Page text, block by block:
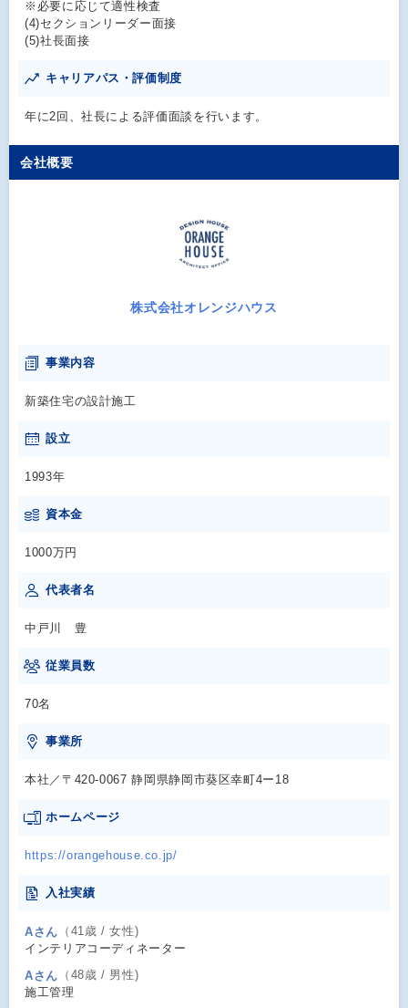
※必要に応じて適性検査
(4)セクションリーダー面接
(5)社長面接
キャリアパス・評価制度
年に2回、社長による評価面談を行います。
会社概要
株式会社オレンジハウス
事業内容
新築住宅の設計施工
設立
1993年
資本金
1000万円
代表者名
中戸川 豊
従業員数
70名
事業所
本社／〒420-0067 静岡県静岡市葵区幸町4ー18
ホームページ
https://orangehouse.co.jp/
入社実績
Aさん （41歳 / 女性)
インテリアコーディネーター
Aさん （48歳 / 男性)
施工管理